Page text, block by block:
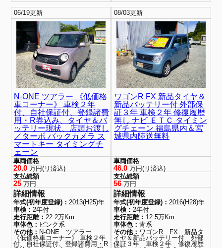
06/19更新
N-ONE ツアラー 《低価格
車コーナー》 車検２年
付、自社保証付、登録諸費
用・R券込み、タイヤ＆バ
ッテリー現状、店頭お渡し
／ターボ バックカメラ ス
マートキー タイミングチ
ェーン
車両価格
20.0 万円(リ済込)
支払総額
25 万円
詳細情報
年式(初年度登録)： 2013(H25)年
車検： 2年付
走行距離： 22.2万Km
車体色： ピンク系
その他： N-ONE ツアラー
《低価格車コーナー》 車検２年
付、自社保証付、登録諸費用・R
08/03更新
ワゴンR FX 新品タイヤ＆
新品バッテリー付 外部保
証３年 車検２年 修復履歴
無し ナビ ＥＴＣ タイミン
グチェーン 福島県内＆宮
城県内陸送無料
車両価格
46.0万円(リ済込)
支払総額
56万円
詳細情報
年式(初年度登録)： 2016(H28)年
車検： 2年付
走行距離： 12.5万Km
車体色： 青系
その他： ワゴンR FX 新品タ
イヤ＆新品バッテリー付 外部
保証３年 車検２年 修復履歴